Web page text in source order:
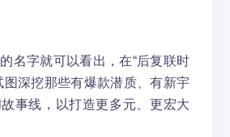
字就可以看出，在“后复联时
图深挖那些有爆款潜质、有新宇
事线，以打造更多元、更宏大